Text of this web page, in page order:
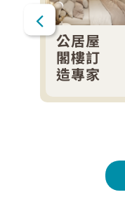
公居屋
閣樓訂
造專家